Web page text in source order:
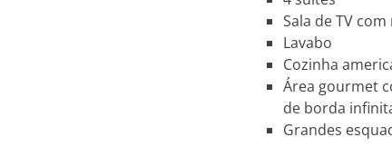
Sala de TV
Lavabo
Cozinha
Área gourmet
de borda
Grandes